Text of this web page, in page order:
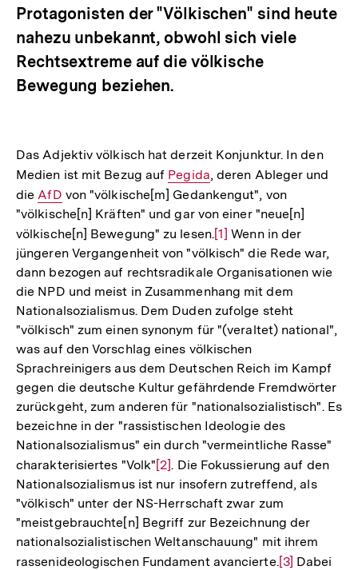
Protagonisten der "Völkischen" sind heute
nahezu unbekannt, obwohl sich viele
Rechtsextreme auf die völkische
Bewegung beziehen.
Das Adjektiv völkisch hat derzeit Konjunktur. In den
Medien ist mit Bezug auf Interner
Link:
Pegida, deren Ableger und
dieInterner
Link:
AfD von "völkische[m] Gedankengut", von
"völkische[n] Kräften" und gar von einer "neue[n]
völkische[n] Bewegung" zu lesen.Zur
Auflösung
der
Fußnote
[1] Wenn in der
jüngeren Vergangenheit von "völkisch" die Rede war,
dann bezogen auf rechtsradikale Organisationen wie
die NPD und meist in Zusammenhang mit dem
Nationalsozialismus. Dem Duden zufolge steht
"völkisch" zum einen synonym für "(veraltet) national",
was auf den Vorschlag eines völkischen
Sprachreinigers aus dem Deutschen Reich im Kampf
gegen die deutsche Kultur gefährdende Fremdwörter
zurückgeht, zum anderen für "nationalsozialistisch". Es
bezeichne in der "rassistischen Ideologie des
Nationalsozialismus" ein durch "vermeintliche Rasse"
charakterisiertes "Volk"Zur
Auflösung
der
Fußnote
[2]. Die Fokussierung auf den
Nationalsozialismus ist nur insofern zutreffend, als
"völkisch" unter der NS-Herrschaft zwar zum
"meistgebrauchte[n] Begriff zur Bezeichnung der
nationalsozialistischen Weltanschauung" mit ihrem
rassenideologischen Fundament avancierte.Zur
[3] Dabei